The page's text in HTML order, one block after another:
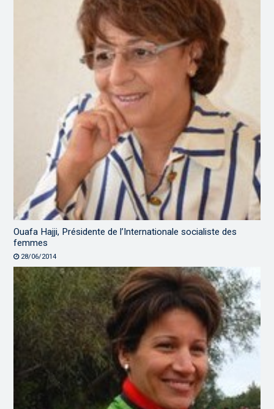
Ouafa Hajji, Présidente de l’Internationale socialiste des
femmes
28/06/2014